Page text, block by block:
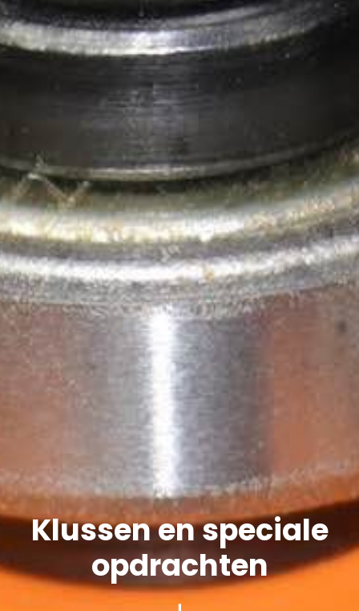
Klussen en speciale
opdrachten